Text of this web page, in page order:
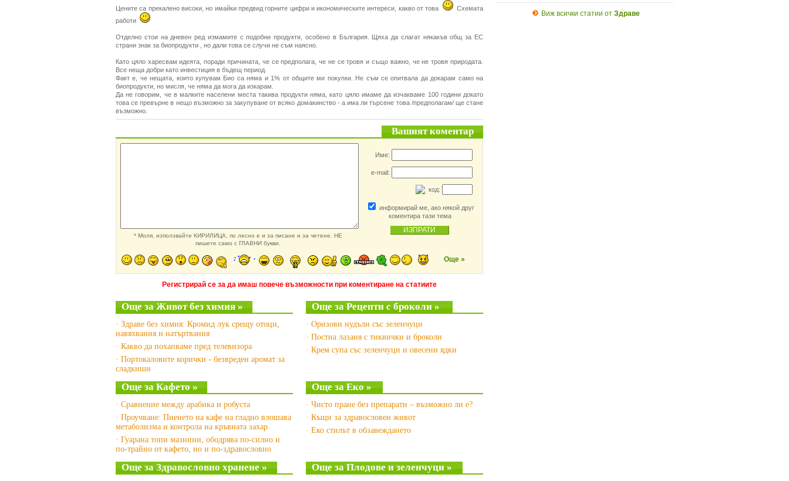
Цените са прекалено високи, но имайки предвид горните цифри и икономическите интереси, какво от това
Схемата
работи
Отделно стои на дневен ред измамите с подобни продукти, особено в България. Щяха да слагат някакъв общ за ЕС
страни знак за биопродукти , но дали това се случи не съм наясно.
Като цяло харесвам идеята, поради причината, че се предполага, че не се тровя и също важно, че не тровя природата.
Все неща добри като инвестиция в бъдещ период.
Факт е, че нещата, които купувам Био са няма и 1% от общите ми покупки. Не съм се опитвала да докарам само на
биопродукти, но мисля, че няма да мога да изкарам.
Да не говорим, че в малките населени места такива продукти няма, като цяло имаме да изчакваме 100 години докато
това се превърне в нещо възможно за закупуване от всяко домакинство - а има ли търсене това /предполагам/ ще стане
възможно.
Вашият коментар
* Моля, използвайте КИРИЛИЦА, по лесно е и за писане и за четене. НЕ
пишете само с ГЛАВНИ букви.
Име:
e-mail:
код:
информирай ме, ако някой друг
коментира тази тема
Още »
Регистрирай се за да имаш повече възможности при коментиране на статиите
Още за Живот без химия »
· Здраве без химия: Кромид лук срещу отоци,
навяхвания и натъртвания
· Какво да похапваме пред телевизора
· Портокаловите корички - безвреден аромат за
сладкиши
Още за Рецепти с броколи »
· Оризови нудъли със зеленчуци
· Постна лазаня с тиквички и броколи
· Крем супа със зеленчуци и овесени ядки
Още за Кафето »
· Сравнение между арабика и робуста
· Проучване: Пиенето на кафе на гладно влошава
метаболизма и контрола на кръвната захар
· Гуарана топи мазнини, ободрява по-силно и
по-трайно от кафето, но и по-здравословно
Още за Еко »
· Чисто пране без препарати – възможно ли е?
· Къщи за здравословен живот
· Еко стилът в обзавеждането
Още за Здравословно хранене » Още за Плодове и зеленчуци »
Виж всички статии от Здраве